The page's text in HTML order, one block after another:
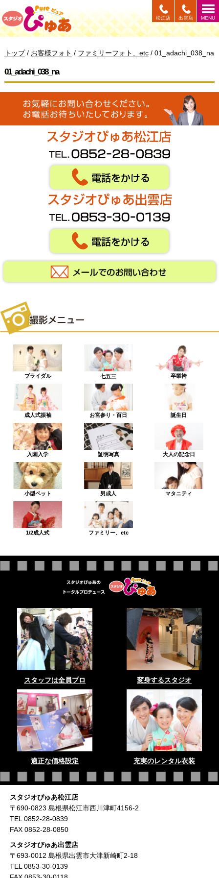
このページの本文へ
MENU
出雲店
松江店
現
の
トップ/ お客様フォト / ファミリーフォト、etc/ 01_adachi_038_na
01_adachi_038_na
ブライダル 七五三 卒業袴
成人式振袖 お宮参り・百日 誕生日
入園入学 証明写真 大人の記念日
小型ペット 男成人 マタニティ
1/2成人式 ファミリー、etc
スタッフは全員プロ 変身するスタジオ
適正な価格設定 充実のレンタル衣装
スタジオぴゅあ松江店
〒690-0823 島根県松江市西川津町4156-2
TEL 0852-28-0839
FAX 0852-28-0850
スタジオぴゅあ出雲店
〒693-0012 島根県出雲市大津新崎町2-18
TEL 0853-30-0139